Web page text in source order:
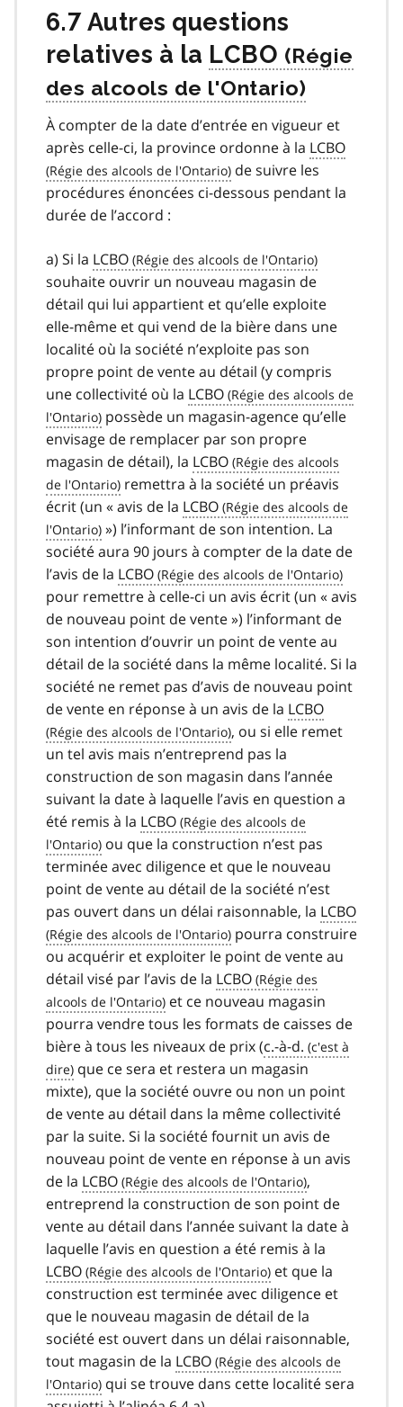
6.7 Autres questions
relatives à la LCBO
À compter de la date d’entrée en vigueur et
après celle-ci, la province ordonne à la LCBO
de suivre les
procédures énoncées ci-dessous pendant la
durée de l’accord :
a) Si la LCBO
souhaite ouvrir un nouveau magasin de
détail qui lui appartient et qu’elle exploite
elle-même et qui vend de la bière dans une
localité où la société n’exploite pas son
propre point de vente au détail (y compris
une collectivité où la LCBO
possède un magasin-agence qu’elle
envisage de remplacer par son propre
magasin de détail), la LCBO
remettra à la société un préavis
écrit (un « avis de la LCBO
») l’informant de son intention. La
société aura 90 jours à compter de la date de
l’avis de la LCBO
pour remettre à celle-ci un avis écrit (un « avis
de nouveau point de vente ») l’informant de
son intention d’ouvrir un point de vente au
détail de la société dans la même localité. Si la
société ne remet pas d’avis de nouveau point
de vente en réponse à un avis de la LCBO
, ou si elle remet
un tel avis mais n’entreprend pas la
construction de son magasin dans l’année
suivant la date à laquelle l’avis en question a
été remis à la LCBO
ou que la construction n’est pas
terminée avec diligence et que le nouveau
point de vente au détail de la société n’est
pas ouvert dans un délai raisonnable, la LCBO
pourra construire
ou acquérir et exploiter le point de vente au
détail visé par l’avis de la LCBO
et ce nouveau magasin
pourra vendre tous les formats de caisses de
bière à tous les niveaux de prix (c.-à-d.
que ce sera et restera un magasin
mixte), que la société ouvre ou non un point
de vente au détail dans la même collectivité
par la suite. Si la société fournit un avis de
nouveau point de vente en réponse à un avis
de la LCBO
,
entreprend la construction de son point de
vente au détail dans l’année suivant la date à
laquelle l’avis en question a été remis à la
LCBO
et que la
construction est terminée avec diligence et
que le nouveau magasin de détail de la
société est ouvert dans un délai raisonnable,
tout magasin de la LCBO
qui se trouve dans cette localité sera